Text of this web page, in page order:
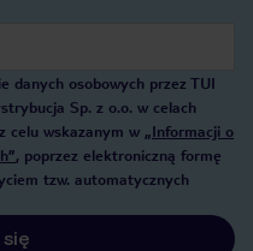
danych osobowych przez TUI
Sp. z o.o. w celach
celu wskazanym w „Informacji o
, poprzez elektroniczną formę
tzw. automatycznych